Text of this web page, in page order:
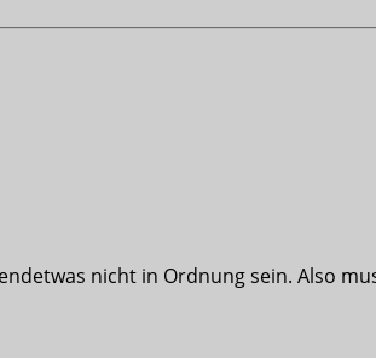
nicht in Ordnung sein. Also